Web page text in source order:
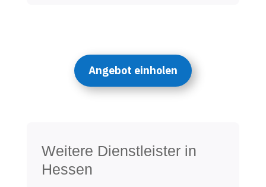
Angebot einholen
Weitere Dienstleister in
Hessen